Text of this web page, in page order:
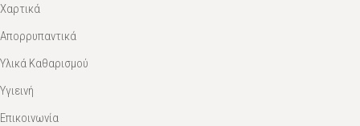
Χαρτικά
Απορρυπαντικά
Υλικά Καθαρισμού
Υγιεινή
Επικοινωνία